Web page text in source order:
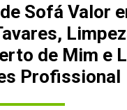
Sofá Valor
de Mim e
Profissional